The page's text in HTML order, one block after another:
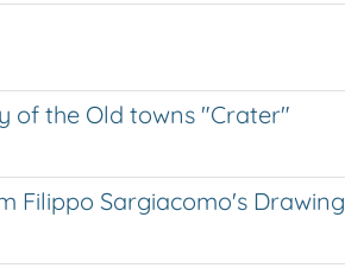
of the Old towns "Crater"
Filippo Sargiacomo's Drawing